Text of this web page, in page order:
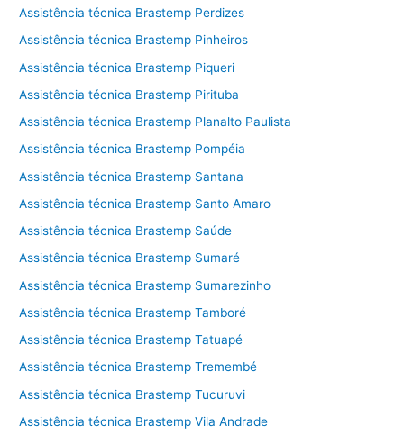
Assistência técnica Brastemp Perdizes
Assistência técnica Brastemp Pinheiros
Assistência técnica Brastemp Piqueri
Assistência técnica Brastemp Pirituba
Assistência técnica Brastemp Planalto Paulista
Assistência técnica Brastemp Pompéia
Assistência técnica Brastemp Santana
Assistência técnica Brastemp Santo Amaro
Assistência técnica Brastemp Saúde
Assistência técnica Brastemp Sumaré
Assistência técnica Brastemp Sumarezinho
Assistência técnica Brastemp Tamboré
Assistência técnica Brastemp Tatuapé
Assistência técnica Brastemp Tremembé
Assistência técnica Brastemp Tucuruvi
Assistência técnica Brastemp Vila Andrade